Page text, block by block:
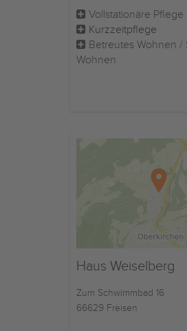
Vollstationäre Pflege
Kurzzeitpflege
Betreutes Wohnen /
Wohnen
Haus Weiselberg
Zum Schwimmbad 16
66629 Freisen